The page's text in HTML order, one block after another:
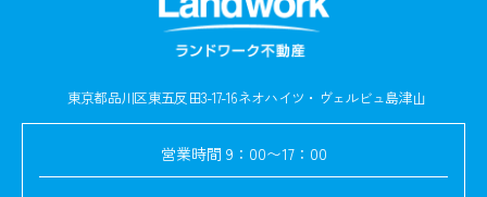
東京都品川区東五反田3-17-16ネオハイツ・ヴェルビュ島津山
営業時間 9：00〜17：00